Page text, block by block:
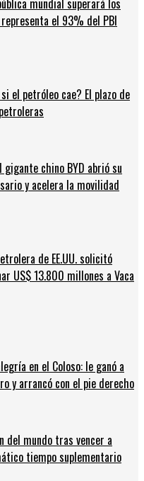
mundial superará los
el 93% del PBI
el petróleo cae? El plazo de
chino BYD abrió su
y acelera la movilidad
de EE.UU. solicitó
US$ 13.800 millones a Vaca
en el Coloso: le ganó a
y arrancó con el pie derecho
del mundo tras vencer a
tiempo suplementario